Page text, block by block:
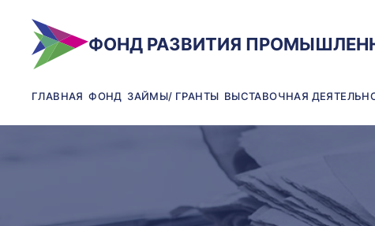
ФОНД РАЗВИТИЯ
ГЛАВНАЯ ФОНД ЗАЙМЫ/ ГРАНТЫ ВЫСТАВОЧНАЯ